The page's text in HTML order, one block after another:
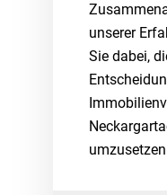
unserer
Sie dabei,